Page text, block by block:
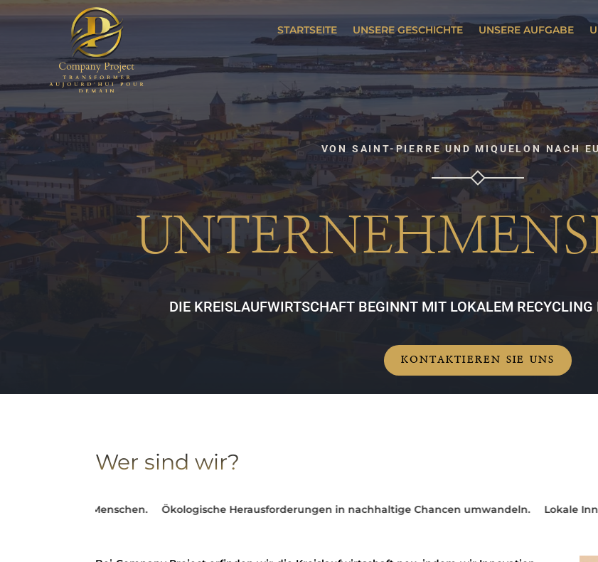
STARTSEITE UNSERE GESCHICHTE UNSERE AUFGABE
VON SAINT-PIERRE UND MIQUELON NACH
DIE KREISLAUFWIRTSCHAFT BEGINNT MIT LOKALEM
KONTAKTIEREN SIE UNS
Wer sind wir?
Ökologische Herausforderungen in nachhaltige Chancen umwandeln. Lokale Innovation, globale